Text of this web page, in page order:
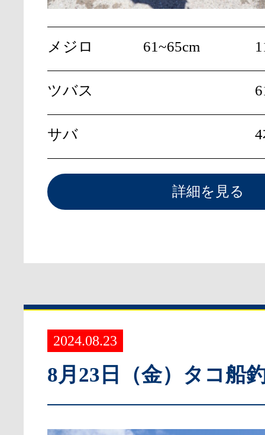
メジロ 61~65cm
ツバス
サバ
詳細を見る
2024.08.23
8月23日（金）タコ船